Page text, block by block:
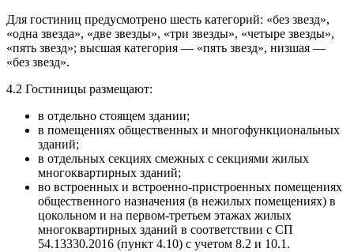
Для гостиниц предусмотрено шесть категорий: «без звезд»,
«одна звезда», «две звезды», «три звезды», «четыре звезды»,
«пять звезд»; высшая категория — «пять звезд», низшая —
«без звезд».
4.2 Гостиницы размещают:
в отдельно стоящем здании;
в помещениях общественных и многофункциональных
зданий;
в отдельных секциях смежных с секциями жилых
многоквартирных зданий;
во встроенных и встроенно-пристроенных помещениях
общественного назначения (в нежилых помещениях) в
цокольном и на первом-третьем этажах жилых
многоквартирных зданий в соответствии с СП
54.13330.2016 (пункт 4.10) с учетом 8.2 и 10.1.